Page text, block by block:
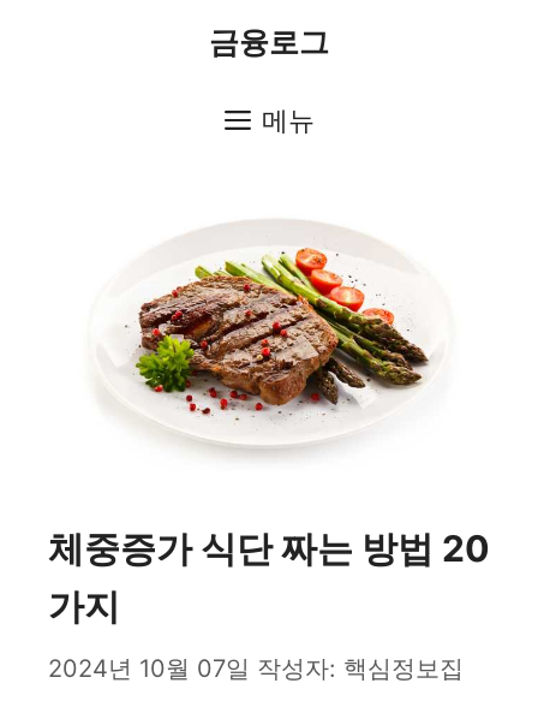
금융로그
메뉴
체중증가 식단 짜는 방법 20
가지
2024년 10월 07일 작성자: 핵심정보집